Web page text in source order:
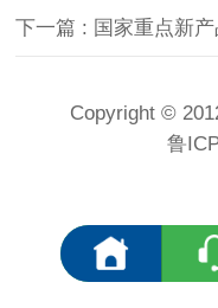
下一篇 : 国家重点新产
Copyright ©
鲁
<